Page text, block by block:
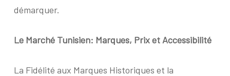
démarquer.
Le Marché Tunisien: Marques, Prix et Accessibilité
La Fidélité aux Marques Historiques et la